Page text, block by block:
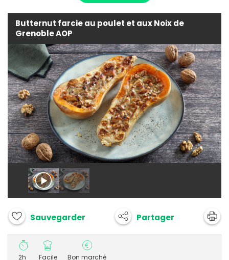
Butternut farcie au poulet et aux Noix de
Grenoble AOP
Sauvegarder Partager
2h Facile Bon marché